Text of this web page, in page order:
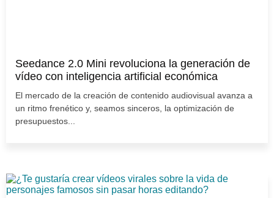
Seedance 2.0 Mini revoluciona la generación de
vídeo con inteligencia artificial económica
El mercado de la creación de contenido audiovisual avanza a
un ritmo frenético y, seamos sinceros, la optimización de
presupuestos...